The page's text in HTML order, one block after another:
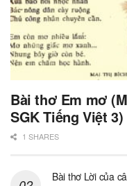
Bài thơ Em mơ
SGK Tiếng Việt 3)
1 SHARES
Bài thơ Lời của